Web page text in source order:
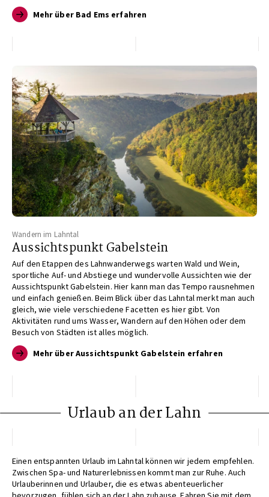
Mehr über Bad Ems erfahren
Wandern im Lahntal
Aussichtspunkt Gabelstein
Auf den Etappen des Lahnwanderwegs warten Wald und Wein,
sportliche Auf- und Abstiege und wundervolle Aussichten wie der
Aussichtspunkt Gabelstein. Hier kann man das Tempo rausnehmen
und einfach genießen. Beim Blick über das Lahntal merkt man auch
gleich, wie viele verschiedene Facetten es hier gibt. Von
Aktivitäten rund ums Wasser, Wandern auf den Höhen oder dem
Besuch von Städten ist alles möglich.
Mehr über Aussichtspunkt Gabelstein erfahren
Urlaub an der Lahn
Einen entspannten Urlaub im Lahntal können wir jedem empfehlen.
Zwischen Spa- und Naturerlebnissen kommt man zur Ruhe. Auch
Urlauberinnen und Urlauber, die es etwas abenteuerlicher